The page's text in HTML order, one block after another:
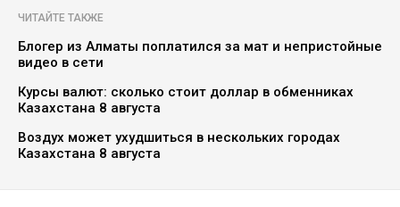
ЧИТАЙТЕ ТАКЖЕ
Блогер из Алматы поплатился за мат и непристойные
видео в сети
Курсы валют: сколько стоит доллар в обменниках
Казахстана 8 августа
Воздух может ухудшиться в нескольких городах
Казахстана 8 августа